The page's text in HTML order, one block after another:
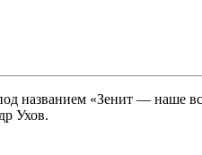
«Зенит — наше
Ухов.